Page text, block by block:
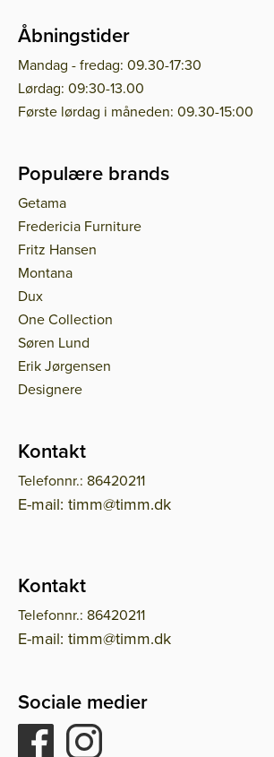
Åbningstider
Mandag - fredag: 09.30-17:30
Lørdag: 09:30-13.00
Første lørdag i måneden: 09.30-15:00
Populære brands
Getama
Fredericia Furniture
Fritz Hansen
Montana
Dux
One Collection
Søren Lund
Erik Jørgensen
Designere
Kontakt
Telefonnr.: 86420211
E-mail: timm@timm.dk
Kontakt
Telefonnr.: 86420211
E-mail: timm@timm.dk
Sociale medier